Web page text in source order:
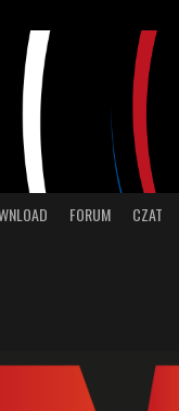
FORUM CZAT